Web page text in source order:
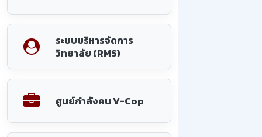
ระบบบริหารจัดการ
วิทยาลัย (RMS)
ศูนย์กำลังคน V-Cop